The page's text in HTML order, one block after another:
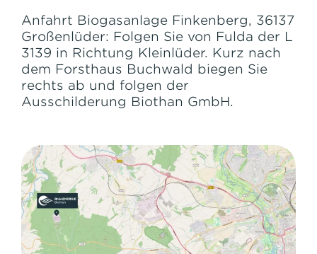
Anfahrt Biogasanlage Finkenberg, 36137
Großenlüder: Folgen Sie von Fulda der L
3139 in Richtung Kleinlüder. Kurz nach
dem Forsthaus Buchwald biegen Sie
rechts ab und folgen der
Ausschilderung Biothan GmbH.